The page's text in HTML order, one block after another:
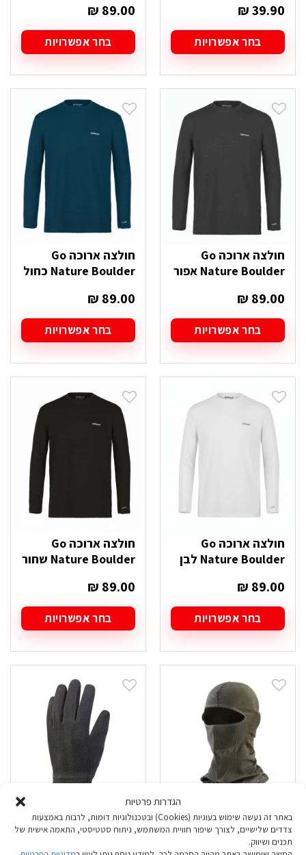
הגדרות פרטיות
באתר זה נעשה שימוש בעוגיות (Cookies) ובטכנולוגיות דומות, לרבות באמצעות
צדדים שלישיים, לצורך שיפור חוויית המשתמש, ניתוח סטטיסטי, התאמה אישית של
תכנים ושיווק.
₪39.90
בחר אפשרויות
זה
יש
סוגים.
ניתן
לבחור
את
האפשרויות
בעמוד
המוצר
₪ 89.00
בחר אפשרויות
זה
יש
סוגים.
ניתן
לבחור
את
האפשרויות
בעמוד
המוצר
חולצה ארוכה Go
Nature Boulder אפור
₪ 89.00
בחר אפשרויות
זה
יש
סוגים.
ניתן
לבחור
את
האפשרויות
בעמוד
המוצר
חולצה ארוכה Go
Nature Boulder כחול
₪ 89.00
בחר אפשרויות
זה
יש
סוגים.
ניתן
לבחור
את
האפשרויות
בעמוד
המוצר
חולצה ארוכה Go
Nature Boulder לבן
₪ 89.00
בחר אפשרויות
זה
יש
סוגים.
לבחור
האפשרויות
המוצר
חולצה ארוכה Go
Nature Boulder שחור
₪ 89.00
בחר אפשרויות
זה
יש
סוגים.
לבחור
האפשרויות
מסכת פנים טאקטית
Go Nature Balaclava
כפפות Go Nature
Primaloft שחור